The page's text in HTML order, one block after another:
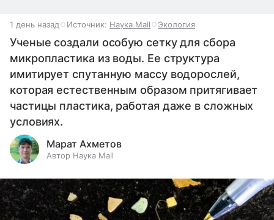
1 день назад Источник: Наука Mail Экология
Ученые создали особую сетку для сбора
микропластика из воды. Ее структура
имитирует спутанную массу водорослей,
которая естественным образом притягивает
частицы пластика, работая даже в сложных
условиях.
Марат Ахметов
Автор Наука Mail